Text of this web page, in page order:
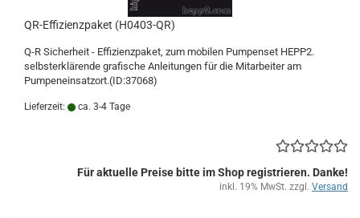
QR-Effizienzpaket (H0403-QR)
Q-R Sicherheit - Effizienzpaket, zum mobilen Pumpenset HEPP2.
selbsterklärende grafische Anleitungen für die Mitarbeiter am
Pumpeneinsatzort.(ID:37068)
Lieferzeit: ca. 3-4 Tage
Für aktuelle Preise bitte im Shop registrieren. Danke!
inkl. 19% MwSt. zzgl. Versand